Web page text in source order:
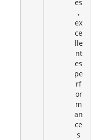
es
,
ex
ce
lle
nt
es
pe
rf
or
m
an
ce
s